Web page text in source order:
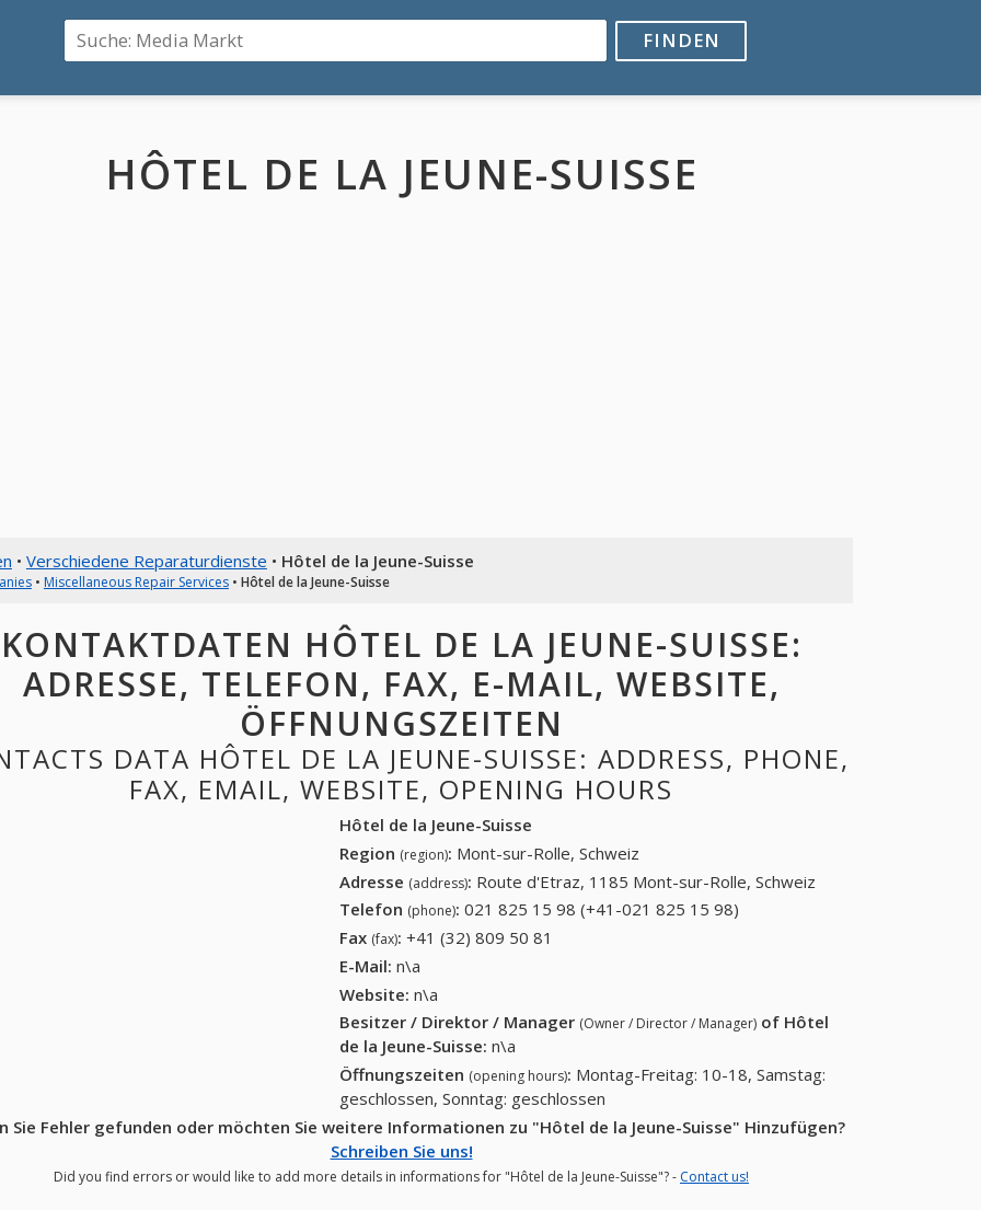
FINDEN
HÔTEL DE LA JEUNE-SUISSE
• Verschiedene Reparaturdienste • Hôtel de la Jeune-Suisse
• Miscellaneous Repair Services• Hôtel de la Jeune-Suisse
KONTAKTDATEN HÔTEL DE LA JEUNE-SUISSE:
ADRESSE, TELEFON, FAX, E-MAIL, WEBSITE,
ÖFFNUNGSZEITEN
DATA HÔTEL DE LA JEUNE-SUISSE: ADDRESS, PHONE,
FAX, EMAIL, WEBSITE, OPENING HOURS
Hôtel de la Jeune-Suisse
Region (region): Mont-sur-Rolle, Schweiz
Adresse (address): Route d'Etraz, 1185 Mont-sur-Rolle, Schweiz
Telefon (phone): 021 825 15 98 (+41-021 825 15 98)
Fax (fax): +41 (32) 809 50 81
E-Mail: n\a
Website: n\a
Besitzer / Direktor / Manager (Owner / Director / Manager) of Hôtel
de la Jeune-Suisse: n\a
Öffnungszeiten (opening hours): Montag-Freitag: 10-18, Samstag:
geschlossen, Sonntag: geschlossen
Sie Fehler gefunden oder möchten Sie weitere Informationen zu "Hôtel de la Jeune-Suisse" Hinzufügen?
Schreiben Sie uns!
Did you find errors or would like to add more details in informations for "Hôtel de la Jeune-Suisse"? - Contact us!